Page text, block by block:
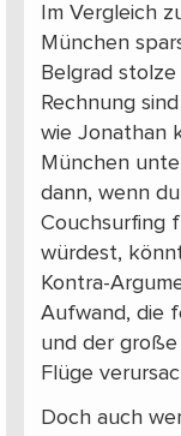
Im Vergleich
München
Belgrad
Rechnung
wie Jonathan
München
dann, wenn
Couchsurfing
würdest,
Kontra-
Aufwand, die
und der
Flüge
Doch auch